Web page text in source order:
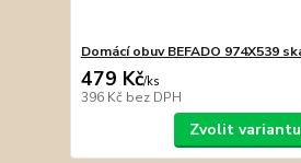
Domácí obuv BEFADO 974X539
479 Kč/ks
396 Kč bez DPH
Zvolit variantu